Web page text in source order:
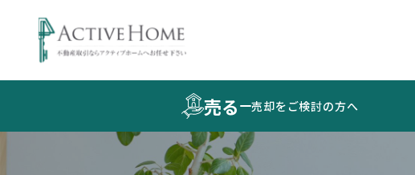
売る 売却をご検討の方へ